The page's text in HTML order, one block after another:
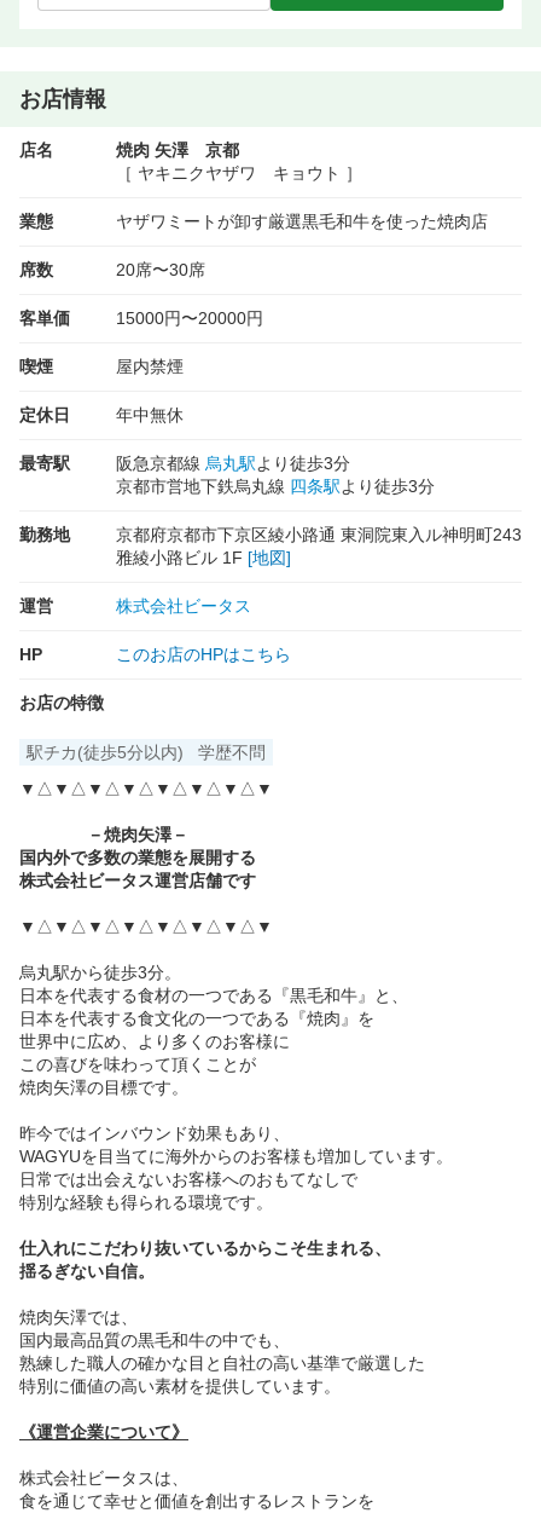
お店情報
店名
焼肉 矢澤 京都
［ ヤキニクヤザワ キョウト ］
業態 ヤザワミートが卸す厳選黒毛和牛を使った焼肉店
席数 20席〜30席
客単価 15000円〜20000円
喫煙 屋内禁煙
定休日 年中無休
最寄駅 阪急京都線 烏丸駅より徒歩3分
京都市営地下鉄烏丸線 四条駅より徒歩3分
勤務地
京都府京都市下京区綾小路通 東洞院東入ル神明町243
雅綾小路ビル 1F [地図]
運営 株式会社ビータス
HP このお店のHPはこちら
お店の特徴
駅チカ(徒歩5分以内)
学歴不問
▼△▼△▼△▼△▼△▼△▼△▼
－焼肉矢澤－
国内外で多数の業態を展開する
株式会社ビータス運営店舗です
▼△▼△▼△▼△▼△▼△▼△▼
烏丸駅から徒歩3分。
日本を代表する食材の一つである『黒毛和牛』と、
日本を代表する食文化の一つである『焼肉』を
世界中に広め、より多くのお客様に
この喜びを味わって頂くことが
焼肉矢澤の目標です。
昨今ではインバウンド効果もあり、
WAGYUを目当てに海外からのお客様も増加しています。
日常では出会えないお客様へのおもてなしで
特別な経験も得られる環境です。
仕入れにこだわり抜いているからこそ生まれる、
揺るぎない自信。
焼肉矢澤では、
国内最高品質の黒毛和牛の中でも、
熟練した職人の確かな目と自社の高い基準で厳選した
特別に価値の高い素材を提供しています。
《運営企業について》
株式会社ビータスは、
食を通じて幸せと価値を創出するレストランを